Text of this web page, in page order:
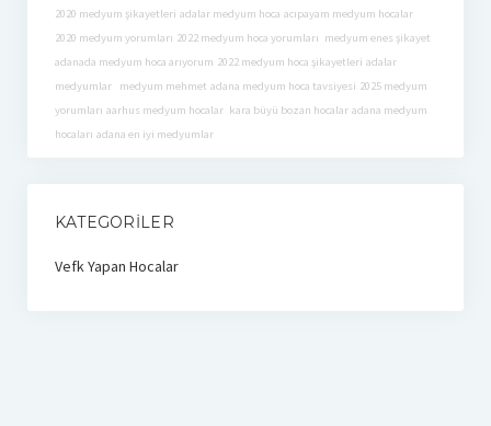
2020 medyum şikayetleri adalar medyum hoca acıpayam medyum hocalar
2020 medyum yorumları 2022 medyum hoca yorumları medyum enes şikayet
adanada medyum hoca arıyorum 2022 medyum hoca şikayetleri adalar
medyumlar
medyum mehmet adana medyum hoca tavsiyesi 2025 medyum
yorumları aarhus medyum hocalar kara büyü bozan hocalar adana medyum
hocaları adana en iyi medyumlar
KATEGORILER
Vefk Yapan Hocalar